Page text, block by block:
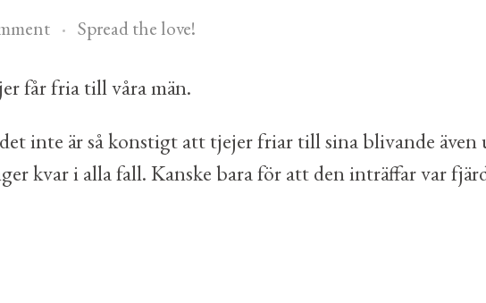
Spread the love!
får fria till våra män.
inte är så konstigt att tjejer friar till sina blivande även
kvar i alla fall. Kanske bara för att den inträffar var